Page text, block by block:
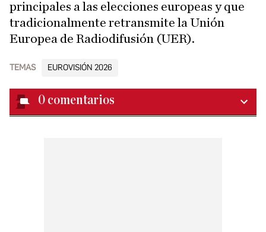
principales a las elecciones europeas y que
tradicionalmente retransmite la Unión
Europea de Radiodifusión (UER).
TEMAS EUROVISIÓN 2026
0 comentarios